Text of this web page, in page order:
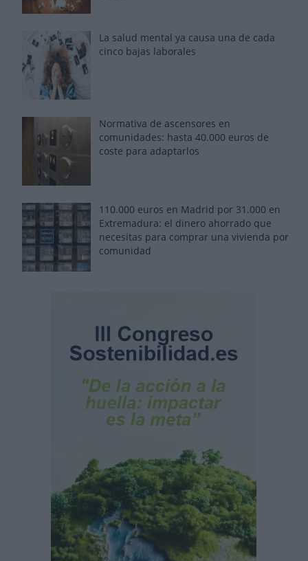
La salud mental ya causa una de cada
cinco bajas laborales
Normativa de ascensores en
comunidades: hasta 40.000 euros de
coste para adaptarlos
110.000 euros en Madrid por 31.000 en
Extremadura: el dinero ahorrado que
necesitas para comprar una vivienda por
comunidad